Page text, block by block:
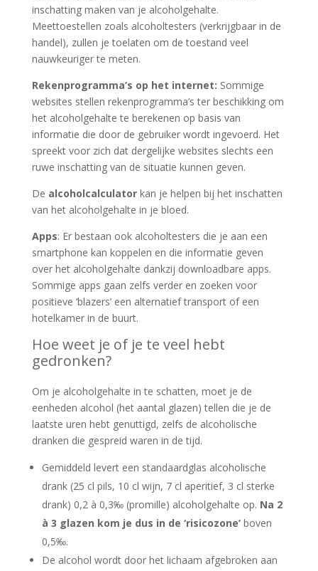
inschatting maken van je alcoholgehalte.
Meettoestellen zoals alcoholtesters (verkrijgbaar in de
handel), zullen je toelaten om de toestand veel
nauwkeuriger te meten.
Rekenprogramma’s op het internet: Sommige
websites stellen rekenprogramma’s ter beschikking om
het alcoholgehalte te berekenen op basis van
informatie die door de gebruiker wordt ingevoerd. Het
spreekt voor zich dat dergelijke websites slechts een
ruwe inschatting van de situatie kunnen geven.
De alcoholcalculatorkan je helpen bij het inschatten
van het alcoholgehalte in je bloed.
Apps: Er bestaan ook alcoholtesters die je aan een
smartphone kan koppelen en die informatie geven
over het alcoholgehalte dankzij downloadbare apps.
Sommige apps gaan zelfs verder en zoeken voor
positieve ‘blazers’ een alternatief transport of een
hotelkamer in de buurt.
Hoe weet je of je te veel hebt
gedronken?
Om je alcoholgehalte in te schatten, moet je de
eenheden alcohol (het aantal glazen) tellen die je de
laatste uren hebt genuttigd, zelfs de alcoholische
dranken die gespreid waren in de tijd.
Gemiddeld levert een standaardglas alcoholische
drank (25 cl pils, 10 cl wijn, 7 cl aperitief, 3 cl sterke
drank) 0,2 à 0,3‰ (promille) alcoholgehalte op. Na 2
à 3 glazen kom je dus in de ‘risicozone’ boven
0,5‰.
De alcohol wordt door het lichaam afgebroken aan